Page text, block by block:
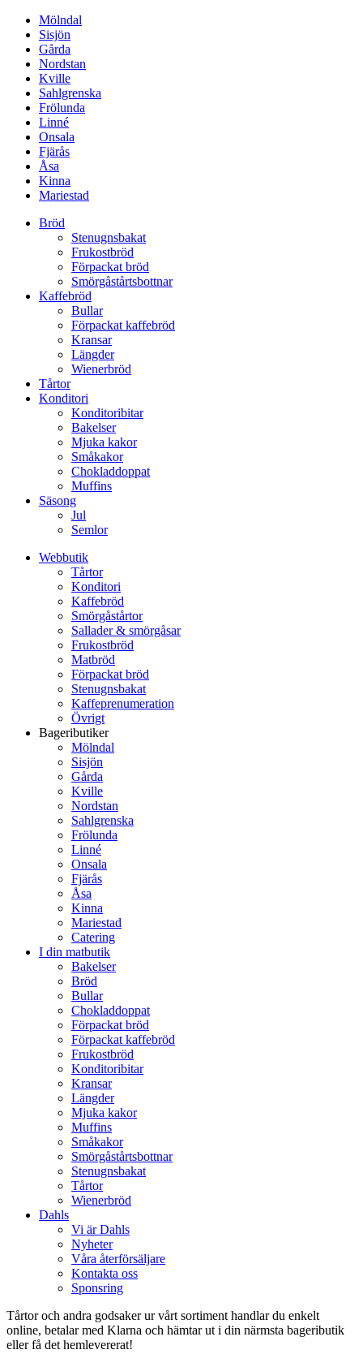
Mölndal
Sisjön
Gårda
Nordstan
Kville
Sahlgrenska
Frölunda
Linné
Onsala
Fjärås
Åsa
Kinna
Mariestad
Bröd
Stenugnsbakat
Frukostbröd
Förpackat bröd
Smörgåstårtsbottnar
Kaffebröd
Bullar
Förpackat kaffebröd
Kransar
Längder
Wienerbröd
Tårtor
Konditori
Konditoribitar
Bakelser
Mjuka kakor
Småkakor
Chokladdoppat
Muffins
Säsong
Jul
Semlor
Webbutik
Tårtor
Konditori
Kaffebröd
Smörgåstårtor
Sallader & smörgåsar
Frukostbröd
Matbröd
Förpackat bröd
Stenugnsbakat
Kaffeprenumeration
Övrigt
Bageributiker
Mölndal
Sisjön
Gårda
Kville
Nordstan
Sahlgrenska
Frölunda
Linné
Onsala
Fjärås
Åsa
Kinna
Mariestad
Catering
I din matbutik
Bakelser
Bröd
Bullar
Chokladdoppat
Förpackat bröd
Förpackat kaffebröd
Frukostbröd
Konditoribitar
Kransar
Längder
Mjuka kakor
Muffins
Småkakor
Smörgåstårtsbottnar
Stenugnsbakat
Tårtor
Wienerbröd
Dahls
Vi är Dahls
Nyheter
Våra återförsäljare
Kontakta oss
Sponsring
Tårtor och andra godsaker ur vårt sortiment handlar du enkelt
online, betalar med Klarna och hämtar ut i din närmsta bageributik
eller få det hemlevererat!